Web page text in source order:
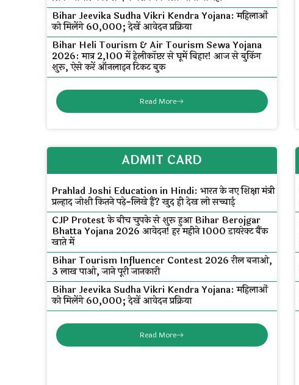
Bihar Jeevika Sudha Vikri Kendra Yojana: महिलाओं
को मिलेंगे ₹60,000; देखें आवेदन प्रक्रिया
Bihar Heli Tourism & Air Tourism Sewa Yojana
2026: मात्र ₹2,100 में हेलीकॉप्टर से घूमें बिहार! आज से बुकिंग
शुरू, ऐसे करें ऑनलाइन टिकट बुक
Read More
ADMIT CARD
Prahlad Joshi Education in Hindi: भारत के नए शिक्षा मंत्री
प्रल्हाद जोशी कितने पढ़े-लिखे हैं? खुद ही देख लो सच्चाई
CJP Protest के बीच चुपके से शुरू हुआ Bihar Berojgar
Bhatta Yojana 2026 आवेदन! हर महीने ₹1000 डायरेक्ट बैंक
खाते में
Bihar Tourism Influencer Contest 2026 रील बनाओ,
₹3 लाख पाओ, जाने पूरी जानकारी
Bihar Jeevika Sudha Vikri Kendra Yojana: महिलाओं
को मिलेंगे ₹60,000; देखें आवेदन प्रक्रिया
Read More